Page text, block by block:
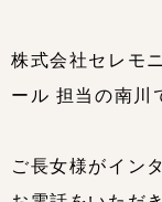
株式会社セレモ
ール 担当の南川
ご長女様がイン